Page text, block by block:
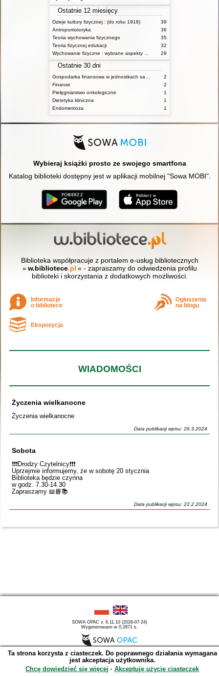
Ostatnie 12 miesięcy
Dzieje kultury fizycznej : (do roku 1918)
39
Antropomotoryka
36
Teoria wychowania fizycznego
35
Teoria fizycznej edukacji
32
29
Ostatnie 30 dni
2
Finanse
2
Pielęgniarstwo onkologiczne
1
Dietetyka kliniczna
1
Endometrioza
1
Wybieraj książki prosto ze swojego smartfona
Katalog biblioteki dostępny jest w aplikacji mobilnej "Sowa MOBI".
Biblioteka współpracuje z portalem e-usług bibliotecznych
» w.bibliotece.pl « - zapraszamy do odwiedzenia profilu
biblioteki i skorzystania z dodatkowych możliwości.
Informacje
o bibliotece
Ogłoszenia
na blogu
Ekspozycja
WIADOMOŚCI
Życzenia wielkanocne
Życzenia wielkanocne
Data publikacji wpisu: 26.3.2024
Sobota
❗️❗️❗️Drodzy Czytelnicy❗️❗️❗️
Uprzejmie informujemy, że w sobotę 20 stycznia
Biblioteka będzie czynna
w godz. 7.30-14.30
Zapraszamy 📖📘📚
Data publikacji wpisu: 22.2.2024
SOWA OPAC v. 6.11.10 (2026-07-24)
Wygenerowano w 0,2871 s.
Ta strona korzysta z ciasteczek. Do poprawnego działania wymagana
jest akceptacja użytkownika.
Chcę dowiedzieć się więcej ∙ Akceptuję użycie ciasteczek